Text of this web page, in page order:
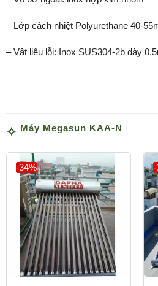
– Lớp cách nhiệt Polyurethane 40-
– Vật liệu lỗi: Inox SUS304-2b dày
Máy Megasun KAA-N
-34% -